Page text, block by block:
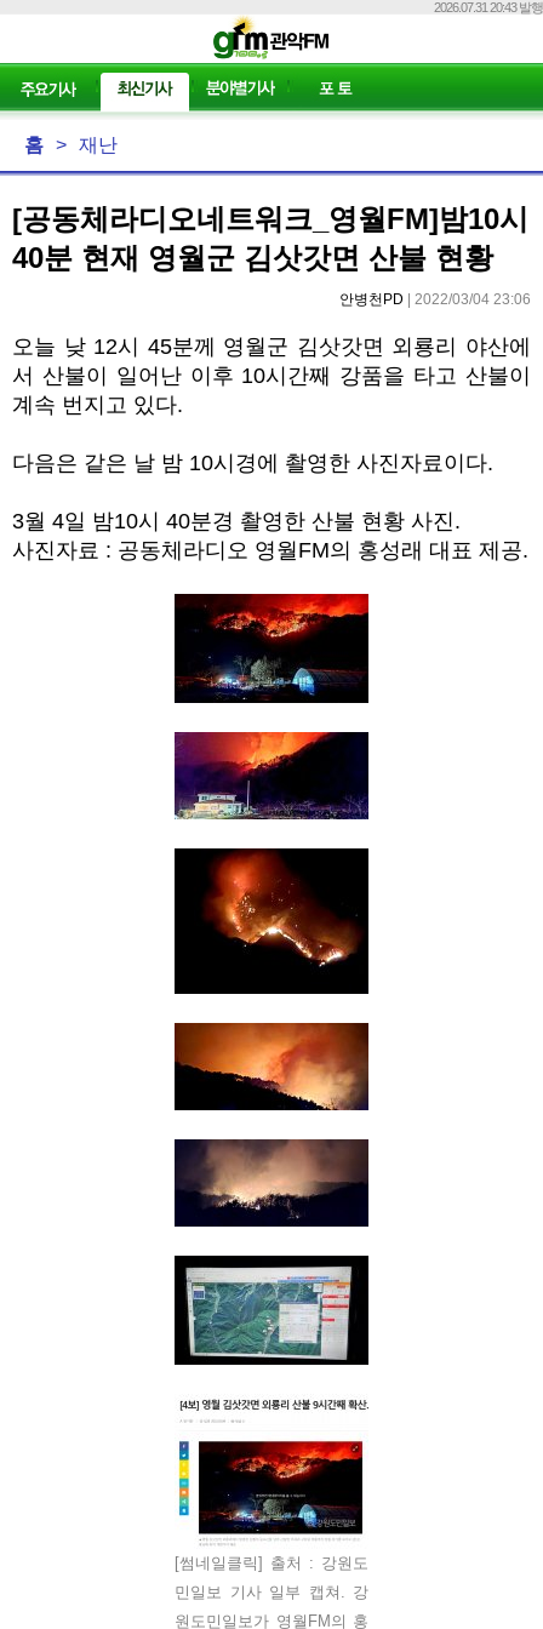
2026.07.31 20:43 발행
홈 > 재난
[공동체라디오네트워크_영월FM]밤10시
40분 현재 영월군 김삿갓면 산불 현황
안병천PD | 2022/03/04 23:06
오늘 낮 12시 45분께 영월군 김삿갓면 외룡리 야산에
서 산불이 일어난 이후 10시간째 강품을 타고 산불이
계속 번지고 있다.
다음은 같은 날 밤 10시경에 촬영한 사진자료이다.
3월 4일 밤10시 40분경 촬영한 산불 현황 사진.
사진자료 : 공동체라디오 영월FM의 홍성래 대표 제공.
[썸네일클릭] 출처 : 강원도
민일보 기사 일부 캡쳐. 강
원도민일보가 영월FM의 홍